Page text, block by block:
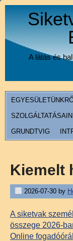
A látás és
GRUNDTVIG
Kiemelt
2026-07-30 by
A siketvak
összege 2026-
Online